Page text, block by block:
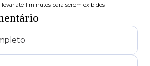
até 1 minutos para serem exibidos